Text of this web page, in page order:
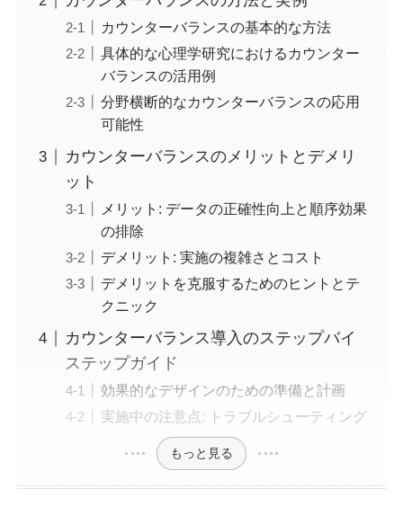
カウンターバランスの基本的な方法
具体的な心理学研究におけるカウンター
バランスの活用例
分野横断的なカウンターバランスの応用
可能性
カウンターバランスのメリットとデメリ
ット
メリット: データの正確性向上と順序効果
の排除
デメリット: 実施の複雑さとコスト
デメリットを克服するためのヒントとテ
クニック
カウンターバランス導入のステップバイ
ステップガイド
効果的なデザインのための準備と計画
実施中の注意点: トラブルシューティング
もっと見る